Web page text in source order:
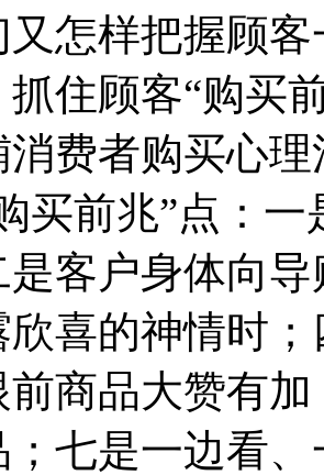
又怎样把握顾
住顾客“购买
消费者购买心
买前兆”点：
是客户身体向
喜的神情时
前商品大赞有
；七是一边看